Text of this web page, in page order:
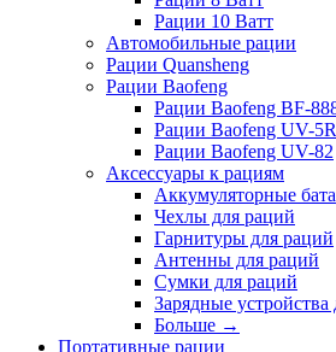
Рации 10 Ватт
Автомобильные рации
Рации Quansheng
Рации Baofeng
Рации Baofeng BF-
Рации Baofeng UV-5R
Рации Baofeng UV-82
Аксессуары к рациям
Аккумуляторные
Чехлы для раций
Гарнитуры для раций
Антенны для раций
Сумки для раций
Зарядные устройства
Больше →
Портативные рации